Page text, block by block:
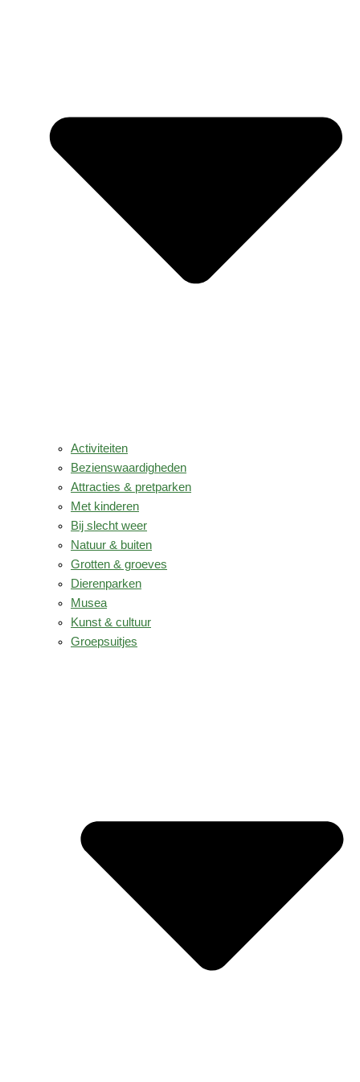
Activiteiten
Bezienswaardigheden
Attracties & pretparken
Met kinderen
Bij slecht weer
Natuur & buiten
Grotten & groeves
Dierenparken
Musea
Kunst & cultuur
Groepsuitjes